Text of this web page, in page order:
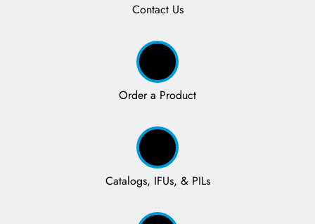
Contact Us
Order a Product
Catalogs, IFUs, & PILs